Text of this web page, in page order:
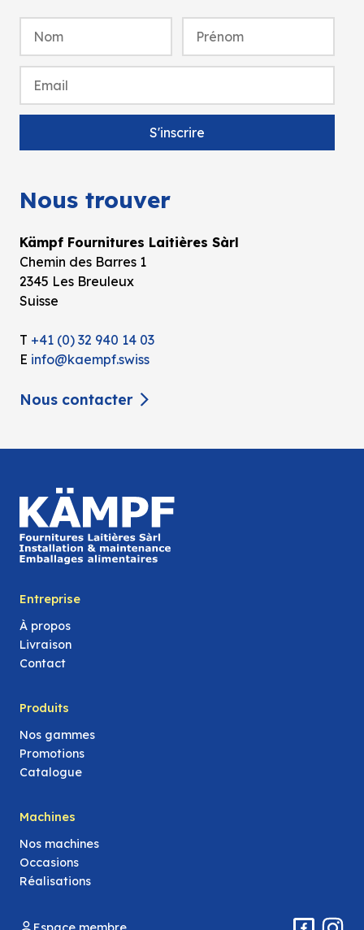
Nous trouver
Kämpf Fournitures Laitières Sàrl
Chemin des Barres 1
2345 Les Breuleux
Suisse
T +41 (0) 32 940 14 03
E info@kaempf.swiss
Nous contacter
Entreprise
À propos
Livraison
Contact
Produits
Nos gammes
Promotions
Catalogue
Machines
Nos machines
Occasions
Réalisations